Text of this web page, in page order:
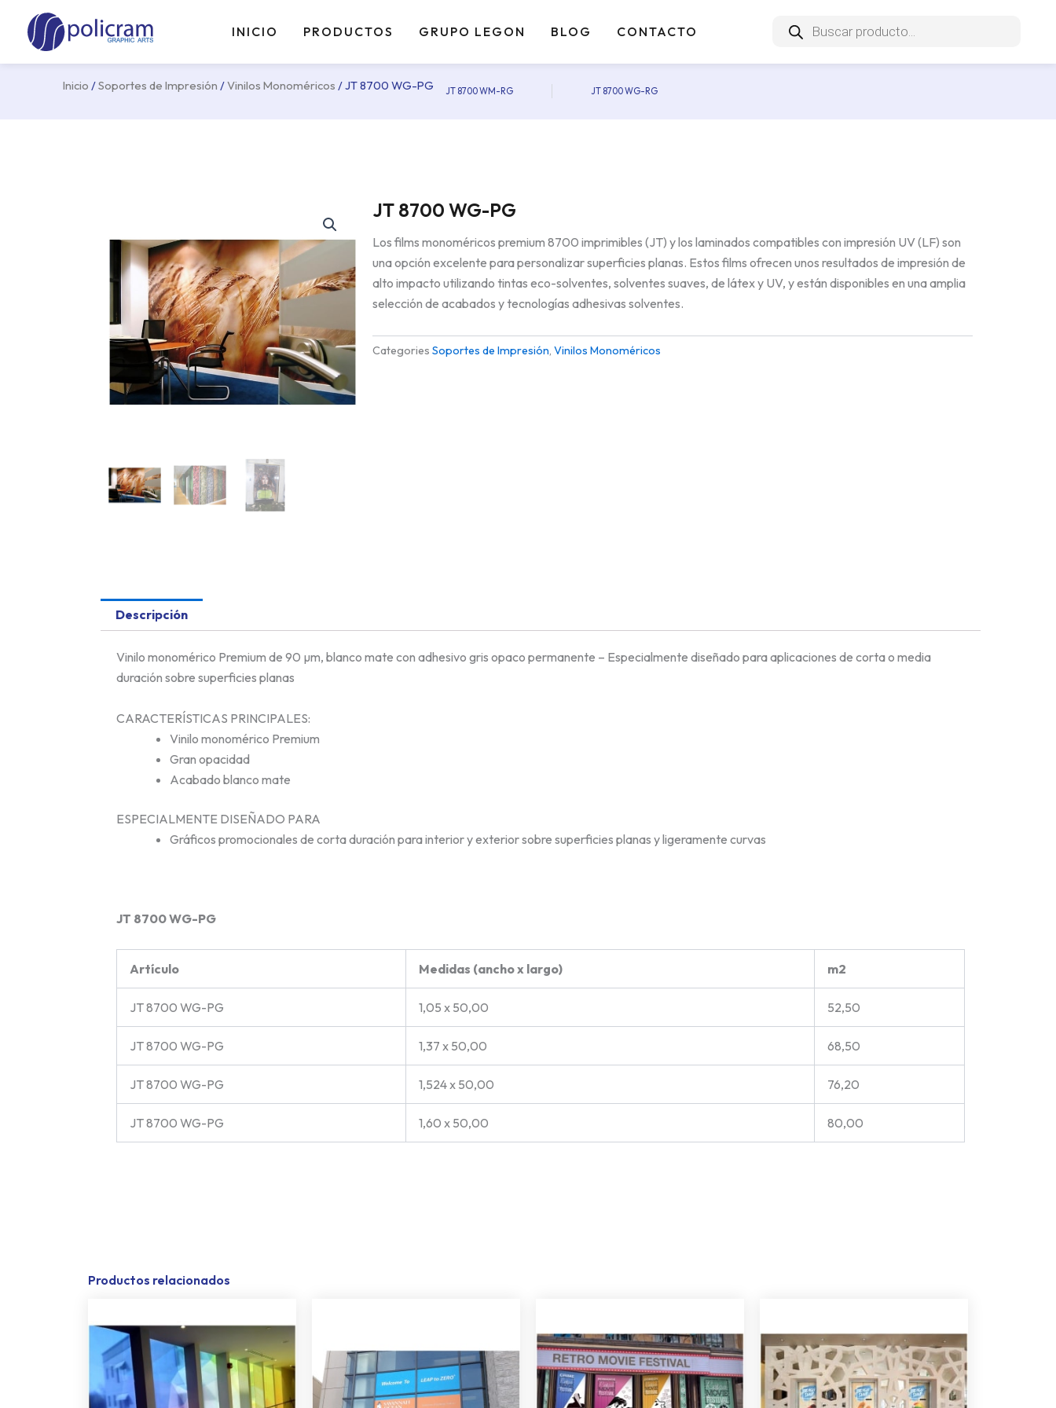
contenido
INICIO PRODUCTOS GRUPO LEGON BLOG CONTACTO
Inicio /Soportes de Impresión /Vinilos Monoméricos / JT 8700 WG-PG
Prev
JT 8700 WM-RG JT 8700 WG-RG
JT 8700 WG-PG
Los films monoméricos premium 8700 imprimibles (JT) y los laminados compatibles con impresión UV (LF) son
una opción excelente para personalizar superficies planas. Estos films ofrecen unos resultados de impresión de
alto impacto utilizando tintas eco-solventes, solventes suaves, de látex y UV, y están disponibles en una amplia
selección de acabados y tecnologías adhesivas solventes.
Categories Soportes de Impresión, Vinilos Monoméricos
Descripción
Vinilo monomérico Premium de 90 µm, blanco mate con adhesivo gris opaco permanente – Especialmente diseñado para aplicaciones de corta o media
duración sobre superficies planas
CARACTERÍSTICAS PRINCIPALES:
Vinilo monomérico Premium
Gran opacidad
Acabado blanco mate
ESPECIALMENTE DISEÑADO PARA
Gráficos promocionales de corta duración para interior y exterior sobre superficies planas y ligeramente curvas
JT 8700 WG-PG
Artículo Medidas (ancho x largo) m2
JT 8700 WG-PG 1,05 x 50,00 52,50
JT 8700 WG-PG 1,37 x 50,00 68,50
JT 8700 WG-PG 1,524 x 50,00 76,20
JT 8700 WG-PG 1,60 x 50,00 80,00
Productos relacionados